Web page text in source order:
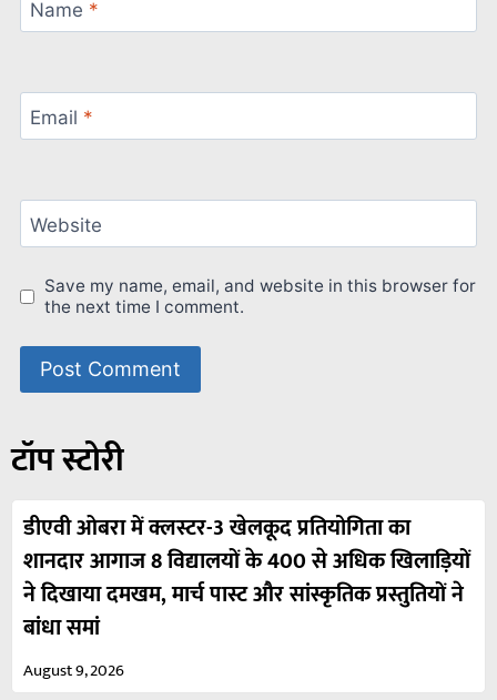
Name *
Email *
Website
Save my name, email, and website in this browser for
the next time I comment.
टॉप स्टोरी
डीएवी ओबरा में क्लस्टर-3 खेलकूद प्रतियोगिता का
शानदार आगाज 8 विद्यालयों के 400 से अधिक खिलाड़ियों
ने दिखाया दमखम, मार्च पास्ट और सांस्कृतिक प्रस्तुतियों ने
बांधा समां
August 9, 2026